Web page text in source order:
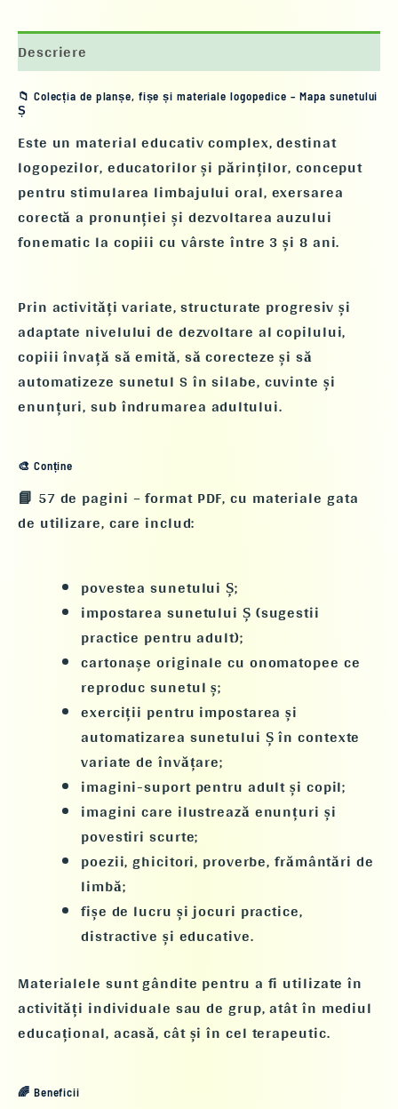
Descriere
📁 Colecția de planșe, fișe și materiale logopedice – Mapa sunetului
Ș
Este un material educativ complex, destinat
logopezilor, educatorilor și părinților, conceput
pentrustimularea limbajului oral,exersarea
corectă a pronunției și dezvoltarea auzului
fonematic la copiii cu vârste între 3 și 8 ani.
Prin activități variate, structurate progresiv și
adaptate nivelului de dezvoltare al copilului,
copiii învață săemită, să corecteze și să
automatizeze sunetul Sîn silabe, cuvinte și
enunțuri,sub îndrumarea adultului.
🎨 Conține
📘 57 de pagini – format PDF, cu materiale gata
de utilizare, care includ:
povestea sunetului Ș;
impostarea sunetului Ș(sugestii
practice pentru adult);
cartonașe originale cu onomatopee ce
reproduc sunetul ș;
exerciții pentru impostarea și
automatizarea sunetului Șîn contexte
variate de învățare;
imagini-suport pentru adult și copil;
imagini care ilustreazăenunțuri și
povestiri scurte;
poezii, ghicitori, proverbe, frământări de
limbă;
fișe de lucru și jocuri practice,
distractive și educative.
Materialele sunt gândite pentru a fi utilizateîn
activități individuale sau de grup, atât în mediul
educațional, acasă, cât și în cel terapeutic.
🌈 Beneficii